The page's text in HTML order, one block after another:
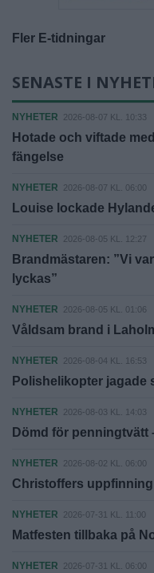
Fler E-tidningar
SENASTE I
NYHETER 2026-08-07 KL. 10:33
Hotade och viftade
fängelse
NYHETER 2026-08-07 KL. 06:00
Louise lockade
NYHETER 2026-08-05 KL. 12:27
Brandmästaren: ”Vi
lyckas”
NYHETER 2026-08-05 KL. 01:06
Våldsam brand i
NYHETER 2026-08-04 KL. 16:53
Polishelikopter jagade
NYHETER 2026-08-03 KL. 14:03
Dömd för penningtvätt
NYHETER 2026-08-02 KL. 06:00
Christoffers
NYHETER 2026-07-31 KL. 11:00
Matfesten tillbaka på
NYHETER 2026-07-31 KL. 06:00